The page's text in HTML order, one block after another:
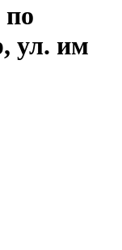
ул. им